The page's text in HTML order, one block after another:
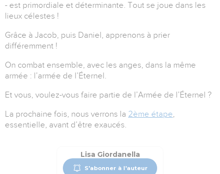
- est primordiale et déterminante. Tout se joue dans les
lieux célestes !
Grâce à Jacob, puis Daniel, apprenons à prier
différemment !
On combat ensemble, avec les anges, dans la même
armée : l’armée de l’Éternel.
Et vous, voulez-vous faire partie de l’Armée de l’Éternel ?
La prochaine fois, nous verrons la 2ème étape,
essentielle, avant d’être exaucés.
Lisa Giordanella
S'abonner à l'auteur